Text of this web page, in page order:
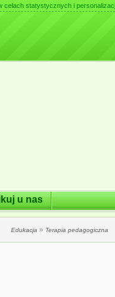
celach statystycznych i
u nas
Edukacja » Terapia pedagogiczna